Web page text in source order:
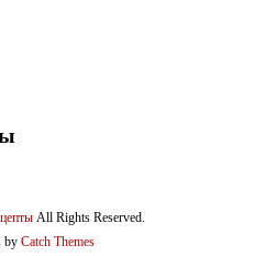
All Rights Reserved.
by Catch Themes